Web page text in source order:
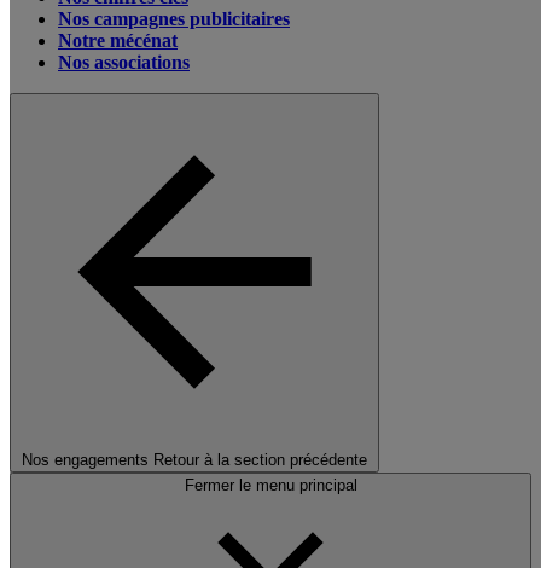
Nos campagnes publicitaires
Notre mécénat
Nos associations
Nos engagements Retour à la section précédente
Fermer le menu principal